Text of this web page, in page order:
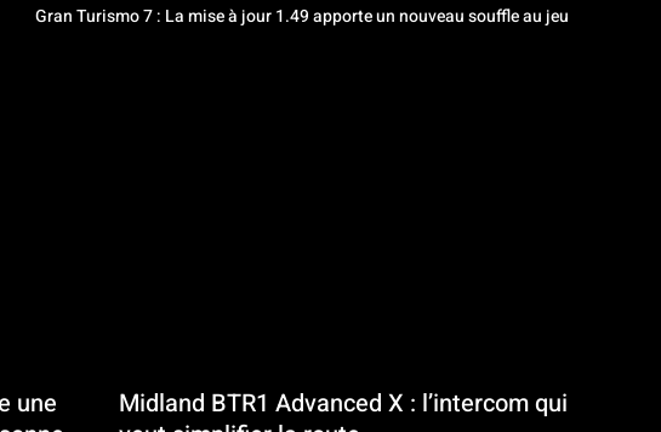
Gran Turismo 7 : La mise à jour 1.49 apporte un nouveau souffle au jeu
une
Midland BTR1 Advanced X : l’intercom qui